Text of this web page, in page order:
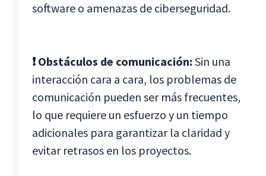
software o amenazas de ciberseguridad.
❗ Obstáculos de comunicación: Sin una
interacción cara a cara, los problemas de
comunicación pueden ser más frecuentes,
lo que requiere un esfuerzo y un tiempo
adicionales para garantizar la claridad y
evitar retrasos en los proyectos.